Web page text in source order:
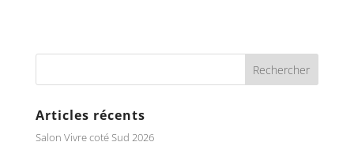
Articles récents
Salon Vivre coté Sud 2026